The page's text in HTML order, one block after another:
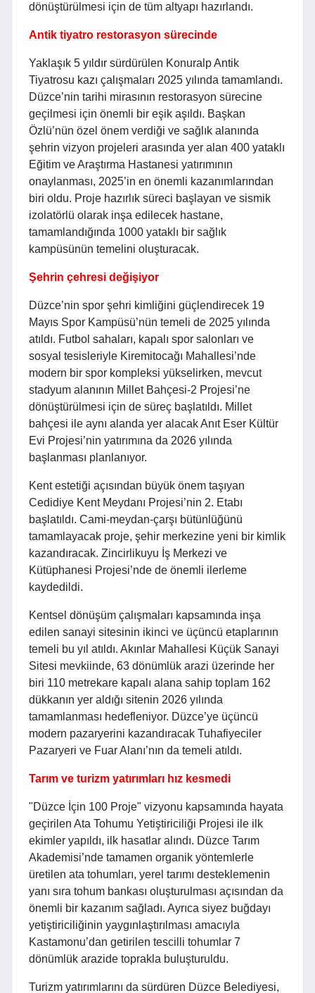
dönüştürülmesi için de tüm altyapı hazırlandı.
Antik tiyatro restorasyon sürecinde
Yaklaşık 5 yıldır sürdürülen Konuralp Antik
Tiyatrosu kazı çalışmaları 2025 yılında tamamlandı.
Düzce’nin tarihi mirasının restorasyon sürecine
geçilmesi için önemli bir eşik aşıldı. Başkan
Özlü’nün özel önem verdiği ve sağlık alanında
şehrin vizyon projeleri arasında yer alan 400 yataklı
Eğitim ve Araştırma Hastanesi yatırımının
onaylanması, 2025’in en önemli kazanımlarından
biri oldu. Proje hazırlık süreci başlayan ve sismik
izolatörlü olarak inşa edilecek hastane,
tamamlandığında 1000 yataklı bir sağlık
kampüsünün temelini oluşturacak.
Şehrin çehresi değişiyor
Düzce’nin spor şehri kimliğini güçlendirecek 19
Mayıs Spor Kampüsü’nün temeli de 2025 yılında
atıldı. Futbol sahaları, kapalı spor salonları ve
sosyal tesisleriyle Kiremitocağı Mahallesi’nde
modern bir spor kompleksi yükselirken, mevcut
stadyum alanının Millet Bahçesi-2 Projesi’ne
dönüştürülmesi için de süreç başlatıldı. Millet
bahçesi ile aynı alanda yer alacak Anıt Eser Kültür
Evi Projesi’nin yatırımına da 2026 yılında
başlanması planlanıyor.
Kent estetiği açısından büyük önem taşıyan
Cedidiye Kent Meydanı Projesi’nin 2. Etabı
başlatıldı. Cami-meydan-çarşı bütünlüğünü
tamamlayacak proje, şehir merkezine yeni bir kimlik
kazandıracak. Zincirlikuyu İş Merkezi ve
Kütüphanesi Projesi’nde de önemli ilerleme
kaydedildi.
Kentsel dönüşüm çalışmaları kapsamında inşa
edilen sanayi sitesinin ikinci ve üçüncü etaplarının
temeli bu yıl atıldı. Akınlar Mahallesi Küçük Sanayi
Sitesi mevkiinde, 63 dönümlük arazi üzerinde her
biri 110 metrekare kapalı alana sahip toplam 162
dükkanın yer aldığı sitenin 2026 yılında
tamamlanması hedefleniyor. Düzce’ye üçüncü
modern pazaryerini kazandıracak Tuhafiyeciler
Pazaryeri ve Fuar Alanı’nın da temeli atıldı.
Tarım ve turizm yatırımları hız kesmedi
"Düzce İçin 100 Proje" vizyonu kapsamında hayata
geçirilen Ata Tohumu Yetiştiriciliği Projesi ile ilk
ekimler yapıldı, ilk hasatlar alındı. Düzce Tarım
Akademisi’nde tamamen organik yöntemlerle
üretilen ata tohumları, yerel tarımı desteklemenin
yanı sıra tohum bankası oluşturulması açısından da
önemli bir kazanım sağladı. Ayrıca siyez buğdayı
yetiştiriciliğinin yaygınlaştırılması amacıyla
Kastamonu’dan getirilen tescilli tohumlar 7
dönümlük arazide toprakla buluşturuldu.
Turizm yatırımlarını da sürdüren Düzce Belediyesi,